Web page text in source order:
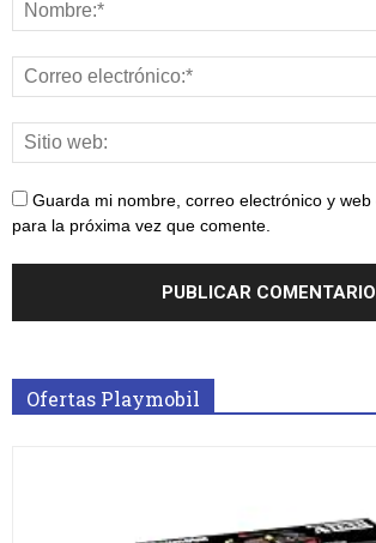
Guarda mi nombre, correo electrónico y
para la próxima vez que comente.
Ofertas Playmobil